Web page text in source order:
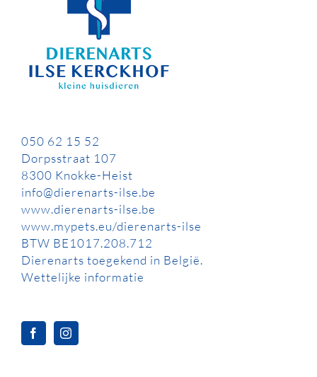
050 62 15 52
Dorpsstraat 107
8300 Knokke-Heist
info@dierenarts-ilse.be
www.dierenarts-ilse.be
www.mypets.eu/dierenarts-ilse
BTW BE1017.208.712
Dierenarts toegekend in België.
Wettelijke informatie